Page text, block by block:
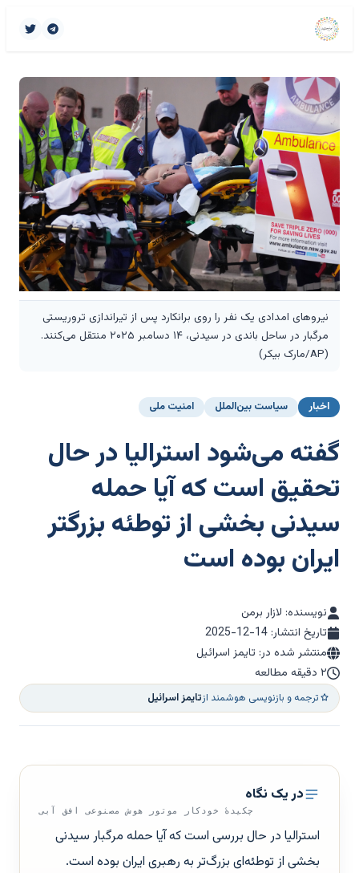
نیروهای امدادی یک نفر را روی برانکارد پس از تیراندازی تروریستی
مرگبار در ساحل باندی در سیدنی، ۱۴ دسامبر ۲۰۲۵ منتقل می‌کنند.
(AP/مارک بیکر)
اخبار سیاست بین‌الملل امنیت ملی
گفته می‌شود استرالیا در حال
تحقیق است که آیا حمله
سیدنی بخشی از توطئه بزرگتر
ایران بوده است
نویسنده: لازار برمن
تاریخ انتشار: 2025-12-14
منتشر شده در: تایمز اسرائیل
۲ دقیقه مطالعه
ترجمه و بازنویسی هوشمند ازتایمز اسرائیل
در یک نگاه
چکیدهٔ خودکار موتور هوش مصنوعی افق آبی
استرالیا در حال بررسی است که آیا حمله مرگبار سیدنی
بخشی از توطئه‌ای بزرگ‌تر به رهبری ایران بوده است.